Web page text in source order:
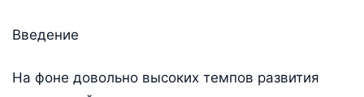
Введение
На фоне довольно высоких темпов развития